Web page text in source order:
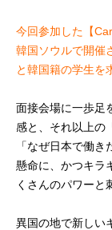
今回参加した【
韓国ソウルで開催
と韓国籍の学生を
面接会場に一歩足
感と、それ以上の
「なぜ日本で働
懸命に、かつキラ
くさんのパワーと
異国の地で新しい